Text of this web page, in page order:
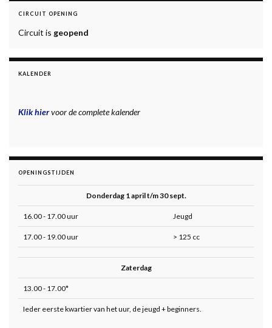
CIRCUIT OPENING
Circuit is geopend
KALENDER
Klik hiervoor de complete kalender
OPENINGSTIJDEN
Donderdag 1 april t/m 30 sept.
16.00 - 17.00 uur Jeugd
17.00 - 19.00 uur > 125 cc
Zaterdag
13.00 - 17.00*
Ieder eerste kwartier van het uur, de jeugd + beginners.